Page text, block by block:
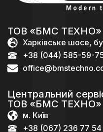
ТОВ «БМС ТЕХНО»
Харківське шосе,
+38 (044) 585-59-
Центральний
ТОВ «БМС ТЕХНО»
м. Київ
+38 (067) 236 77 54